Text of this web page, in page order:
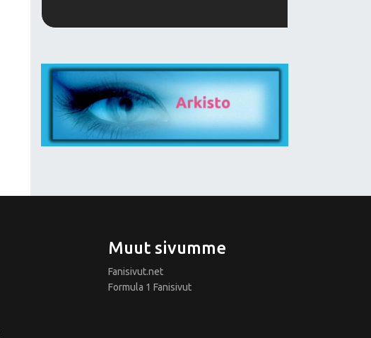
Muut sivumme
Fanisivut.net
Formula 1 Fanisivut